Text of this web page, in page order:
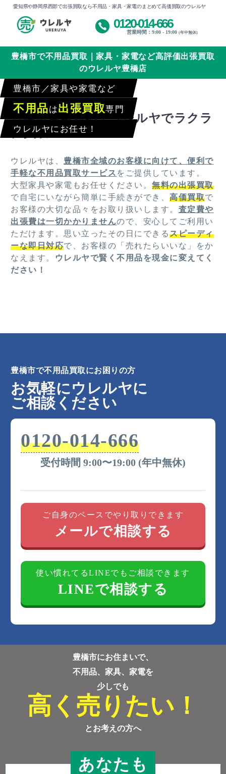
愛知県や静岡県西部で出張買取なら不用品・家具・家電のまとめて高価買取のウレルヤ
0120-014-666
営業時間：9:00 - 19:00 (年中無休)
豊橋市で不用品買取｜家具・家電など高評価出張買取
のウレルヤ豊橋店
豊橋市／家具や家電など
不用品は出張買取専門
ウレルヤにお任せ！
豊橋市全域対応！ウレルヤでラクラ
ク買取
ウレルヤは、 豊橋市全域のお客様に向けて、便利で
手軽な不用品買取サービス をご提供しています。
大型家具や家電もお任せください。 無料の出張買取
で自宅にいながら簡単に手続きができ、 高価買取で
お客様の大切な品々をお取り扱いします。 査定費や
出張費は一切かかりませんので、安心してご利用い
ただけます。思い立ったその日にできるスピーディ
ーな即日対応で、お客様の「売れたらいいな」をか
なえます。
ウレルヤで賢く不用品を現金に変えてく
ださい！
豊橋市で不用品買取にお困りの方
お気軽にウレルヤに
ご相談ください
0120-014-666
受付時間 9:00〜19:00 (年中無休)
ご自身のペースでやり取りできます
メールで相談する
使い慣れてるLINEでもご相談できます
LINEで相談する
豊橋市にお住まいで、
不用品、家具、家電を
少しでも
高く売りたい！
とお考えの方へ
あなたも